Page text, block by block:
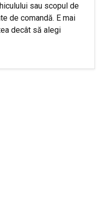
sau scopul de
de comandă. E mai
decât să alegi